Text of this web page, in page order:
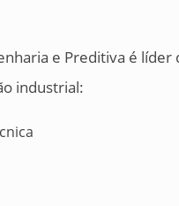
e Preditiva é
industrial: